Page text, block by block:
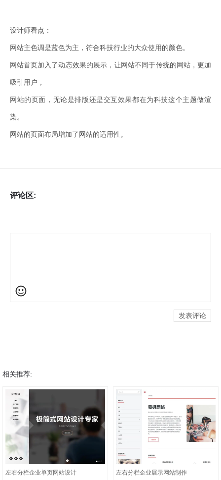
设计师看点：
网站主色调是蓝色为主，符合科技行业的大众使用的颜色。
网站首页加入了动态效果的展示，让网站不同于传统的网站，更加
吸引用户，
网站的页面，无论是排版还是交互效果都在为科技这个主题做渲
染。
网站的页面布局增加了网站的适用性。
评论区:
发表评论
相关推荐:
左右分栏企业单页网站设计 左右分栏企业展示网站制作